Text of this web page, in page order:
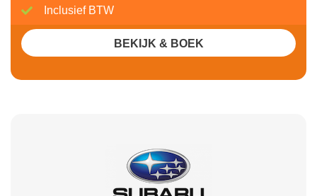
Inclusief BTW
BEKIJK & BOEK